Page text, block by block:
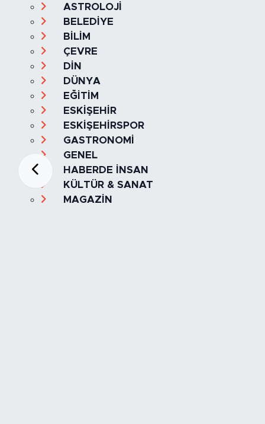
ASTROLOJİ
BELEDİYE
BİLİM
ÇEVRE
DİN
DÜNYA
EĞİTİM
ESKİŞEHİR
ESKİŞEHİRSPOR
GASTRONOMİ
GENEL
HABERDE İNSAN
KÜLTÜR & SANAT
MAGAZİN